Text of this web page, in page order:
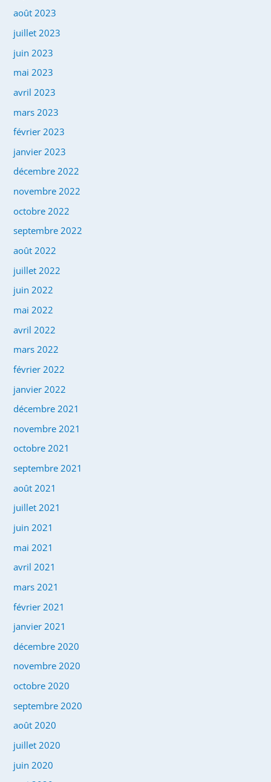
août 2023
juillet 2023
juin 2023
mai 2023
avril 2023
mars 2023
février 2023
janvier 2023
décembre 2022
novembre 2022
octobre 2022
septembre 2022
août 2022
juillet 2022
juin 2022
mai 2022
avril 2022
mars 2022
février 2022
janvier 2022
décembre 2021
novembre 2021
octobre 2021
septembre 2021
août 2021
juillet 2021
juin 2021
mai 2021
avril 2021
mars 2021
février 2021
janvier 2021
décembre 2020
novembre 2020
octobre 2020
septembre 2020
août 2020
juillet 2020
juin 2020